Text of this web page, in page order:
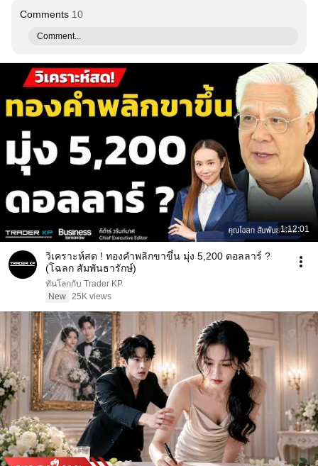
Comments 10
Comment...
1:12:01
วิเคราะห์สด ! ทองคำพลิกขาขึ้น มุ่ง 5,200 ดอลลาร์ ?
(โฉลก สัมพันธารักษ์)
ทันโลกกับ Trader KP
New 25K views